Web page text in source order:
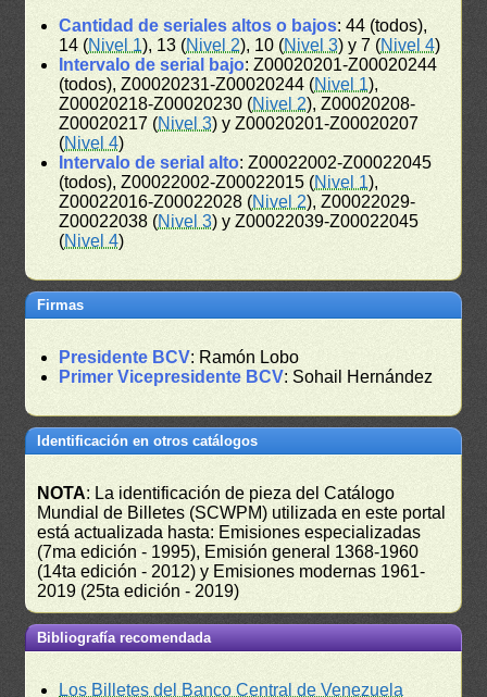
Cantidad de seriales altos o bajos: 44 (todos),
14 (Nivel 1), 13 (Nivel 2), 10 (Nivel 3) y 7 (Nivel 4)
Intervalo de serial bajo: Z00020201-Z00020244
(todos), Z00020231-Z00020244 (Nivel 1),
Z00020218-Z00020230 (Nivel 2), Z00020208-
Z00020217 (Nivel 3) y Z00020201-Z00020207
(Nivel 4)
Intervalo de serial alto: Z00022002-Z00022045
(todos), Z00022002-Z00022015 (Nivel 1),
Z00022016-Z00022028 (Nivel 2), Z00022029-
Z00022038 (Nivel 3) y Z00022039-Z00022045
(Nivel 4)
Firmas
Presidente BCV: Ramón Lobo
Primer Vicepresidente BCV: Sohail Hernández
Identificación en otros catálogos
NOTA: La identificación de pieza del Catálogo
Mundial de Billetes (SCWPM) utilizada en este portal
está actualizada hasta: Emisiones especializadas
(7ma edición - 1995), Emisión general 1368-1960
(14ta edición - 2012) y Emisiones modernas 1961-
2019 (25ta edición - 2019)
Bibliografía recomendada
Los Billetes del Banco Central de Venezuela